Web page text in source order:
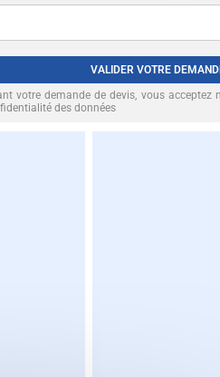
VALIDER VOTRE
votre demande de devis, vous acceptez
des données